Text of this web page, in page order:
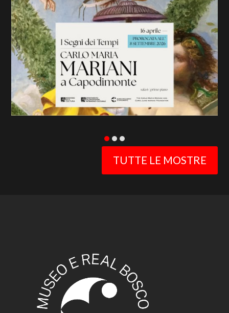
TUTTE LE MOSTRE